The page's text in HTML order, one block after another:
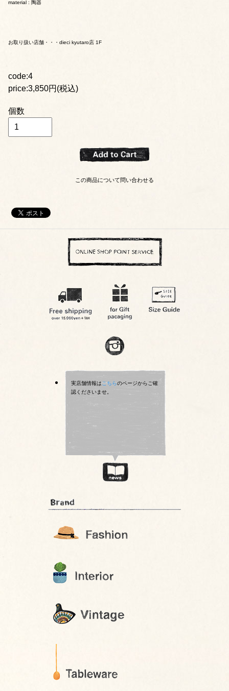
material : 陶器
お取り扱い店舗・・・dieci kyutaro店 1F
code:4
price:3,850円(税込)
個数
この商品について問い合わせる
実店舗情報はこちらのページからご確
認くださいませ。